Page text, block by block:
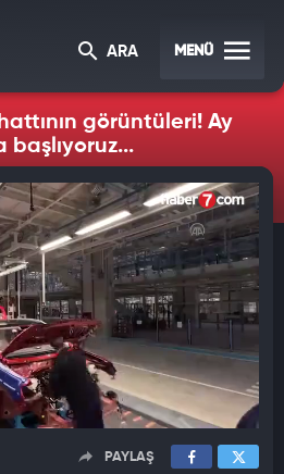
ARA MENÜ
görüntüleri! Ay
PAYLAŞ